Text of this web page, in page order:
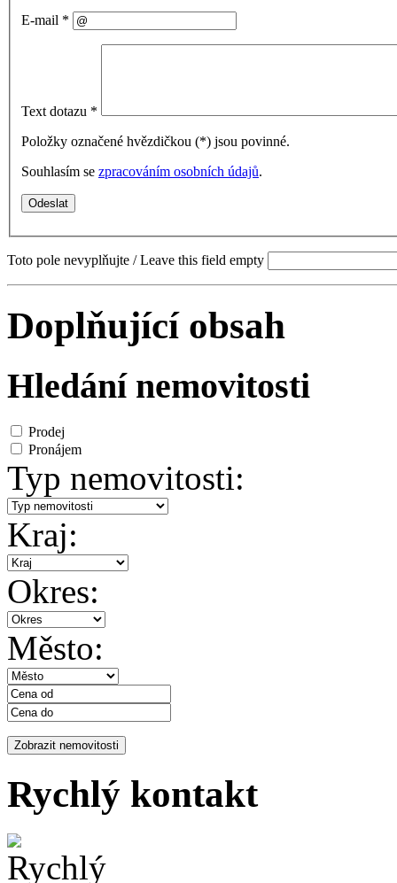
E-mail *
Text dotazu *
Položky označené hvězdičkou (*) jsou povinné.
Souhlasím se zpracováním osobních údajů.
Toto pole nevyplňujte / Leave this field empty
Doplňující obsah
Hledání nemovitosti
Prodej
Pronájem
Typ nemovitosti:
Kraj:
Okres:
Město:
Rychlý kontakt